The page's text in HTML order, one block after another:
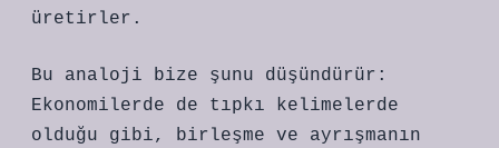
üretirler.
Bu analoji bize şunu düşündürür:
Ekonomilerde de tıpkı kelimelerde
olduğu gibi, birleşme ve ayrışmanın